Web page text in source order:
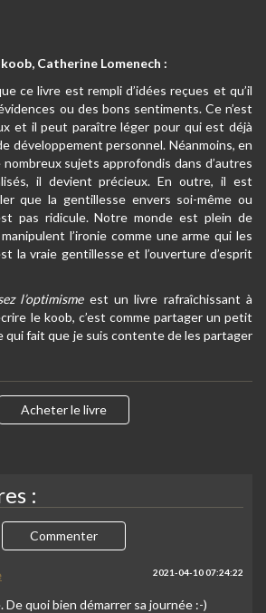
koob, Catherine Lomenech :
ce livre est rempli d’idées reçues et qu’il
ou des bons sentiments. Ce n’est
et il peut paraître léger pour qui est déjà
développement personnel. Néanmoins, en
sujets approfondis dans d’autres
il devient précieux. En outre, il est
que la gentillesse envers soi-même ou
pas ridicule. Notre monde est plein de
l’ironie comme une arme qui les
la vraie gentillesse et l’ouverture d’esprit
l’optimismeest un livre rafraîchissant à
le koob, c’est comme partager un petit
qui fait que je suis contente de les partager
Acheter le livre
:
Commenter
2021-04-10 07:24:22
De quoi bien démarrer sa journée :-)